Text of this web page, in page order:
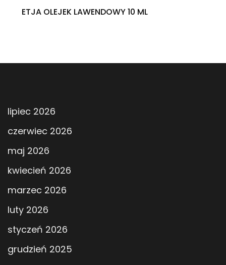
ETJA OLEJEK LAWENDOWY 10 ML
lipiec 2026
czerwiec 2026
maj 2026
kwiecień 2026
marzec 2026
luty 2026
styczeń 2026
grudzień 2025